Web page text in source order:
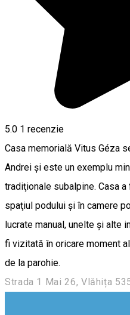
5.0 1 recenzie
Casa memorială Vitus Géza
Andrei şi este un exemplu
tradiţionale subalpine. Casa
spaţiul podului şi în camere
lucrate manual, unelte şi alte
fi vizitată în oricare moment
de la parohie.
Strada 1 Mai 26, Vlăhița